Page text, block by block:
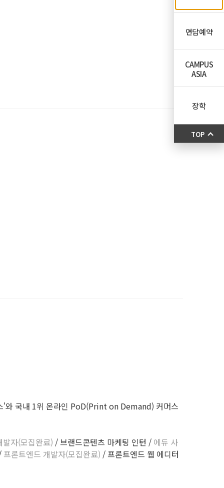
'와 국내 1위 온라인 PoD(Print on Demand) 커머스
발자(모집완료) / 브랜드콘텐츠 마케팅 인턴 / 에듀 사
프론트엔드 개발자(모집완료) / 프론트엔드 웹 에디터
면담예약
CAMPUS
ASIA
장학
TOP